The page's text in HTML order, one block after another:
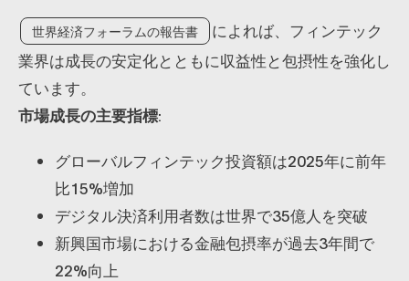
世界経済フォーラムの報告書
によれば、フィンテック
業界は成長の安定化とともに収益性と包摂性を強化し
ています。
市場成長の主要指標:
グローバルフィンテック投資額は2025年に前年
比15%増加
デジタル決済利用者数は世界で35億人を突破
新興国市場における金融包摂率が過去3年間で
22%向上